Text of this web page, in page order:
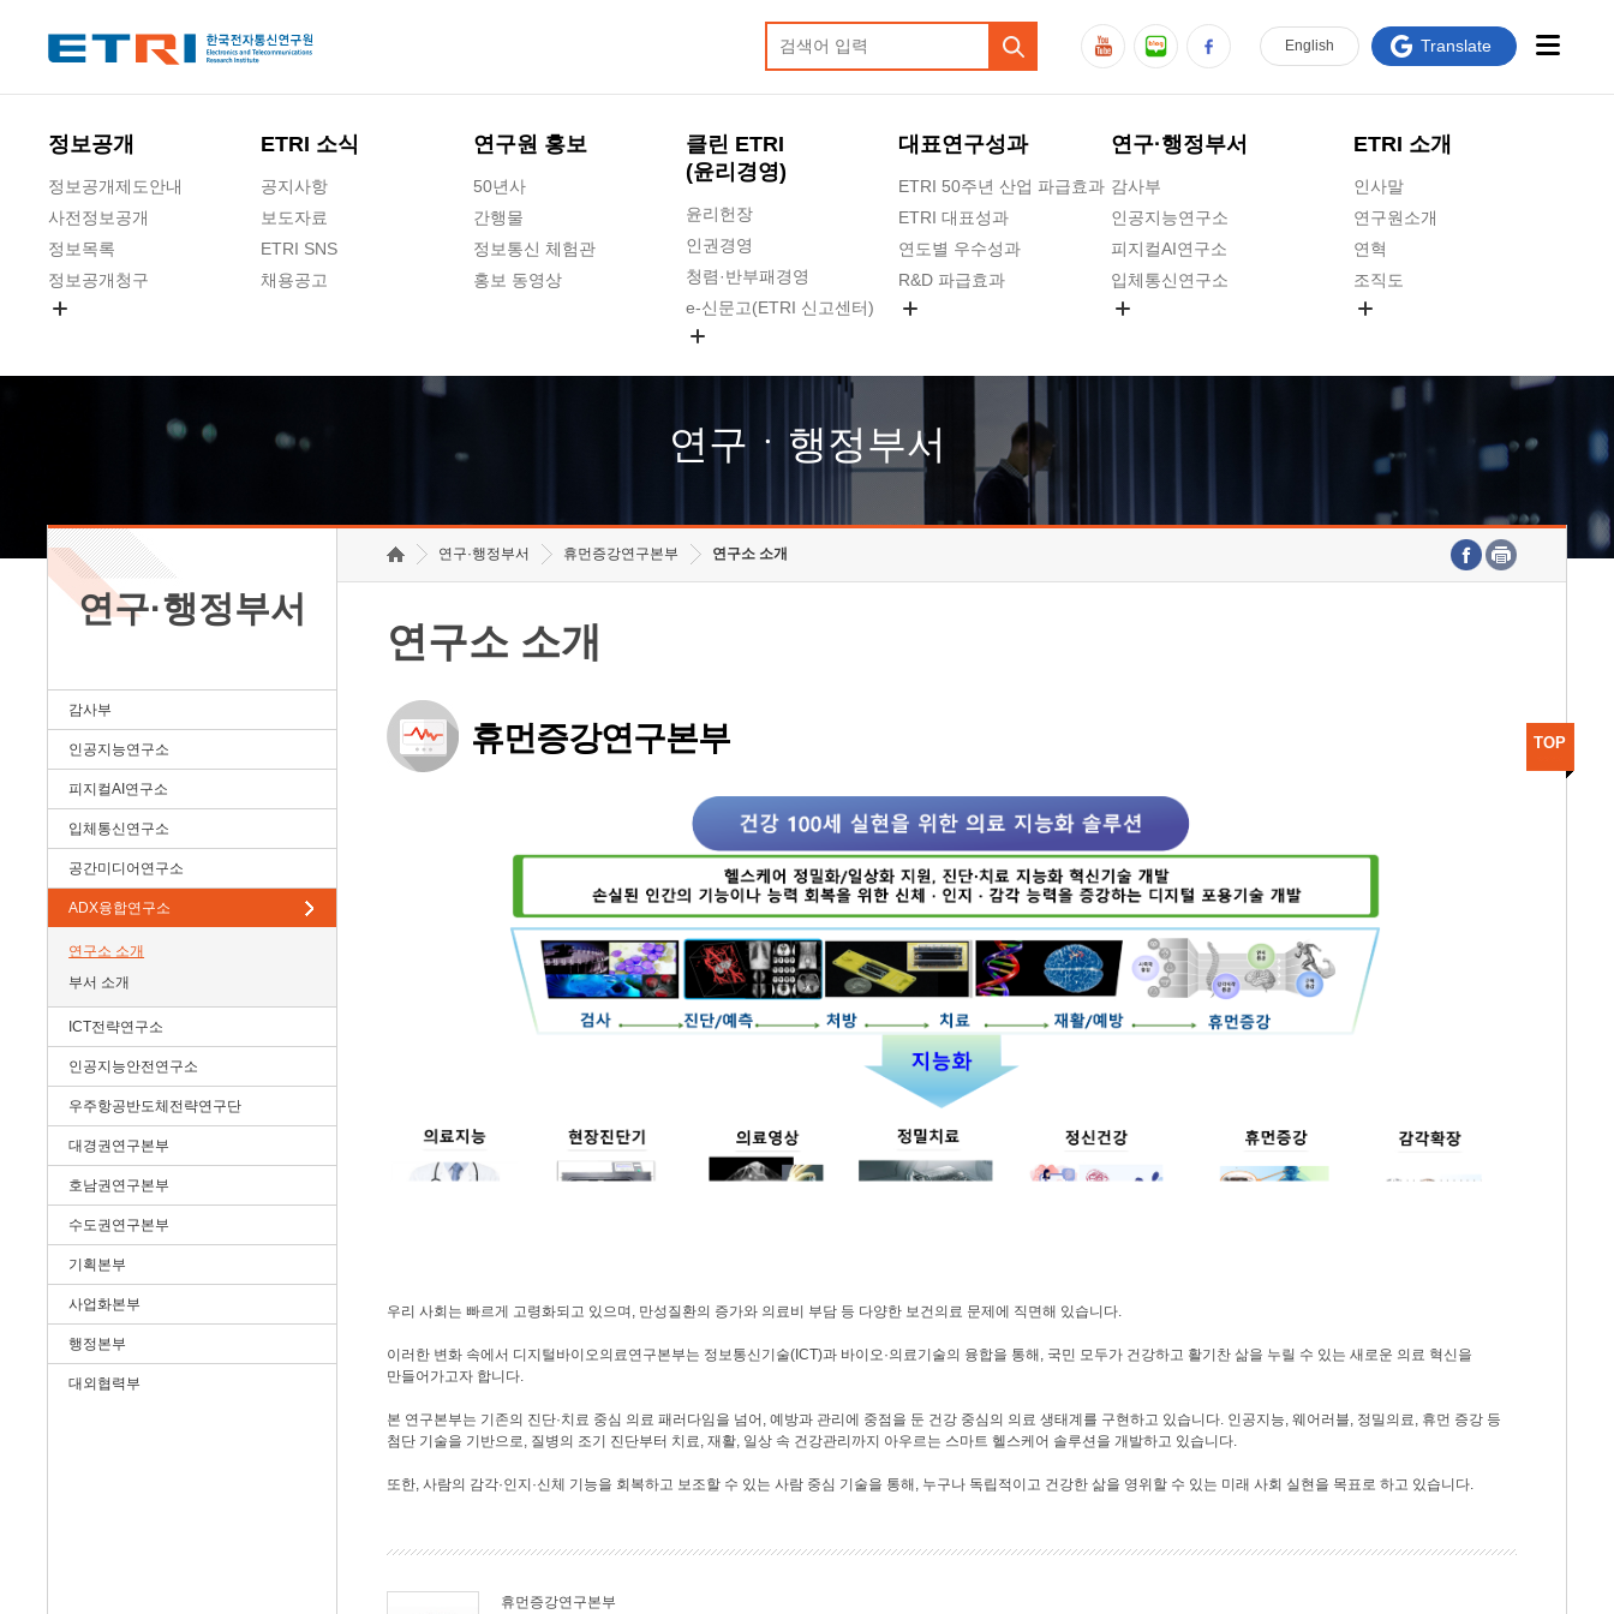
정보공개
정보공개제도안내
사전정보공개
정보목록
정보공개청구
ETRI 소식
공지사항
보도자료
ETRI SNS
채용공고
연구원 홍보
50년사
간행물
정보통신 체험관
홍보 동영상
클린 ETRI
(윤리경영)
윤리헌장
인권경영
청렴·반부패경영
e-신문고(ETRI 신고센터)
고객의소리
수의계약 현황
대표연구성과
ETRI 50주년 산업 파급효과
ETRI 대표성과
연도별 우수성과
R&D 파급효과
연구·행정부서
감사부
인공지능연구소
피지컬AI연구소
입체통신연구소
호남권연구본부
기획본부
ETRI 소개
인사말
연구원소개
연혁
조직도
연구원 고객헌장
주요업무연락처
English Translate
연구ㆍ행정부서
연구·행정부서
감사부
인공지능연구소
피지컬AI연구소
입체통신연구소
공간미디어연구소
ADX융합연구소
연구소 소개
부서 소개
ICT전략연구소
인공지능안전연구소
우주항공반도체전략연구단
대경권연구본부
호남권연구본부
수도권연구본부
기획본부
사업화본부
행정본부
대외협력부
연구·행정부서 휴먼증강연구본부 연구소 소개
연구소 소개
휴먼증강연구본부
우리 사회는 빠르게 고령화되고 있으며, 만성질환의 증가와 의료비 부담 등 다양한 보건의료 문제에 직면해 있습니다.
이러한 변화 속에서 디지털바이오의료연구본부는 정보통신기술(ICT)과 바이오·의료기술의 융합을 통해, 국민 모두가 건강하고 활기찬 삶을 누릴 수 있는 새로운 의료 혁신을
만들어가고자 합니다.
본 연구본부는 기존의 진단·치료 중심 의료 패러다임을 넘어, 예방과 관리에 중점을 둔 건강 중심의 의료 생태계를 구현하고 있습니다. 인공지능, 웨어러블, 정밀의료, 휴먼 증강 등
첨단 기술을 기반으로, 질병의 조기 진단부터 치료, 재활, 일상 속 건강관리까지 아우르는 스마트 헬스케어 솔루션을 개발하고 있습니다.
또한, 사람의 감각·인지·신체 기능을 회복하고 보조할 수 있는 사람 중심 기술을 통해, 누구나 독립적이고 건강한 삶을 영위할 수 있는 미래 사회 실현을 목표로 하고 있습니다.
휴먼증강연구본부
TOP